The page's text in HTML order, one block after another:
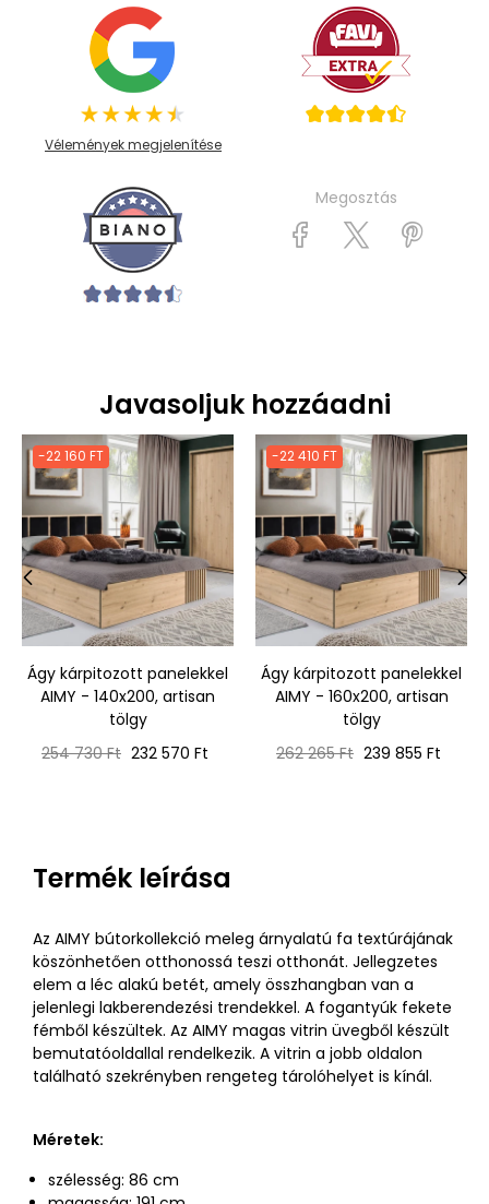
Vélemények megjelenítése
Megosztás
Javasoljuk hozzáadni
-22 160 FT
Ágy kárpitozott panelekkel
AIMY - 140x200, artisan
tölgy
Normál
254 730 Ft Ár
232 570 Ft
-22 410 FT
Ágy kárpitozott panelekkel
AIMY - 160x200, artisan
tölgy
Normál
262 265 Ft Ár
239 855 Ft
›
Termék leírása
Az AIMY bútorkollekció meleg árnyalatú fa textúrájának
köszönhetően otthonossá teszi otthonát. Jellegzetes
elem a léc alakú betét, amely összhangban van a
jelenlegi lakberendezési trendekkel. A fogantyúk fekete
fémből készültek. Az AIMY magas vitrin üvegből készült
bemutatóoldallal rendelkezik. A vitrin a jobb oldalon
található szekrényben rengeteg tárolóhelyet is kínál.
Méretek:
szélesség: 86 cm